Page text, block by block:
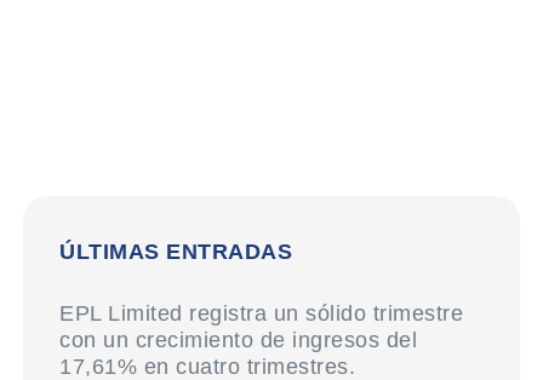
ÚLTIMAS ENTRADAS
EPL Limited registra un sólido trimestre
con un crecimiento de ingresos del
17,61% en cuatro trimestres.